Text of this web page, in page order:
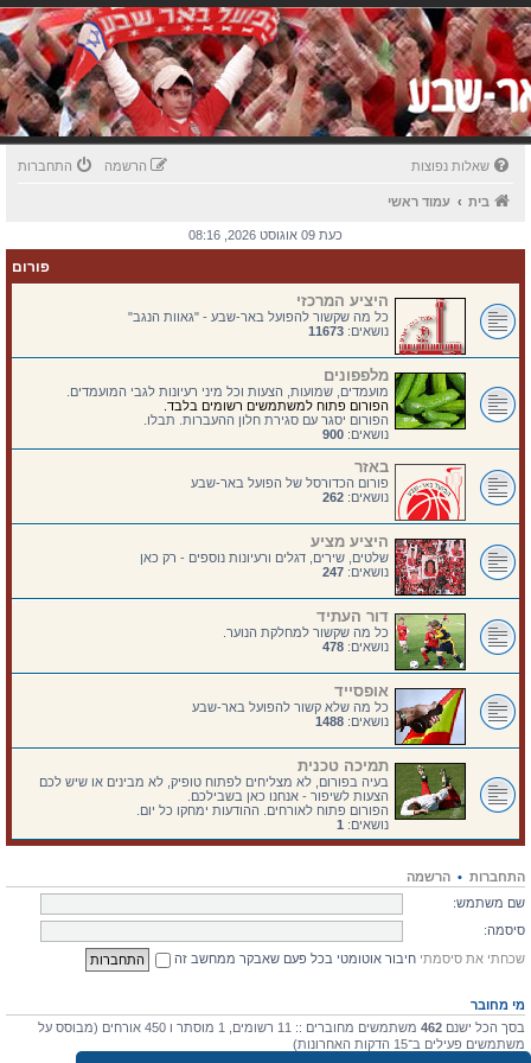
שאלות נפוצות התחברות הרשמה
בית עמוד ראשי
כעת 09 אוגוסט 2026, 08:16
פורום
היציע המרכזי
כל מה שקשור להפועל באר-שבע - "גאוות הנגב"
נושאים: 11673
מלפפונים
מועמדים, שמועות, הצעות וכל מיני רעיונות לגבי המועמדים.
הפורום פתוח למשתמשים רשומים בלבד.
הפורום יסגר עם סגירת חלון ההעברות. תבלו.
נושאים: 900
באזר
פורום הכדורסל של הפועל באר-שבע
נושאים: 262
היציע מציע
שלטים, שירים, דגלים ורעיונות נוספים - רק כאן
נושאים: 247
דור העתיד
כל מה שקשור למחלקת הנוער.
נושאים: 478
אופסייד
כל מה שלא קשור להפועל באר-שבע
נושאים: 1488
תמיכה טכנית
בעיה בפורום, לא מצליחים לפתוח טופיק, לא מבינים או שיש לכם
הצעות לשיפור - אנחנו כאן בשבילכם.
הפורום פתוח לאורחים. ההודעות ימחקו כל יום.
נושאים: 1
התחברות • הרשמה
שם משתמש:
סיסמה:
שכחתי את סיסמתי חיבור אוטומטי בכל פעם שאבקר ממחשב זה
מי מחובר
בסך הכל ישנם 462
משתמשים מחוברים :: 11 רשומים, 1 מוסתר ו 450 אורחים (מבוסס על
משתמשים פעילים ב־15 הדקות האחרונות)